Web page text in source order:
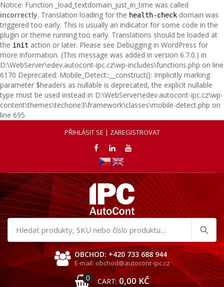
Notice: Function _load_textdomain_just_in_time was called
incorrectly. Translation loading for the health-check domain was
triggered too early. This is usually an indicator for some code in the
plugin or theme running too early. Translations should be loaded at
the init action or later. Please see Debugging in WordPress for
more information. (This message was added in version 6.7.0.) in
D:\WebServer\edev.autocont-ipc.cz\wp-includes\functions.php on line
6170 Deprecated: Mobile_Detect::__construct(): Implicitly marking
parameter $headers as nullable is deprecated, the explicit nullable
type must be used instead in D:\WebServer\edev.autocont-ipc.cz\wp-
content\themes\techone3\framework\classes\mobile-detect.php on
line 695
PŘIHLÁSIT SE | ZAREGISTROVAT
Hledat
produkty
OBCHOD: +420 733 688 944
E-mail: obchod@autocont-ipc.cz
0 CART: 0,00 KČ